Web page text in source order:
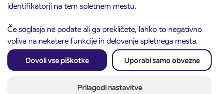
identifikatorji na tem spletnem mestu.
Če soglasja ne podate ali ga prekličete, lahko to negativno
vpliva na nekatere funkcije in delovanje spletnega mesta.
Dovoli vse piškotke Uporabi samo obvezne
Prilagodi nastavitve